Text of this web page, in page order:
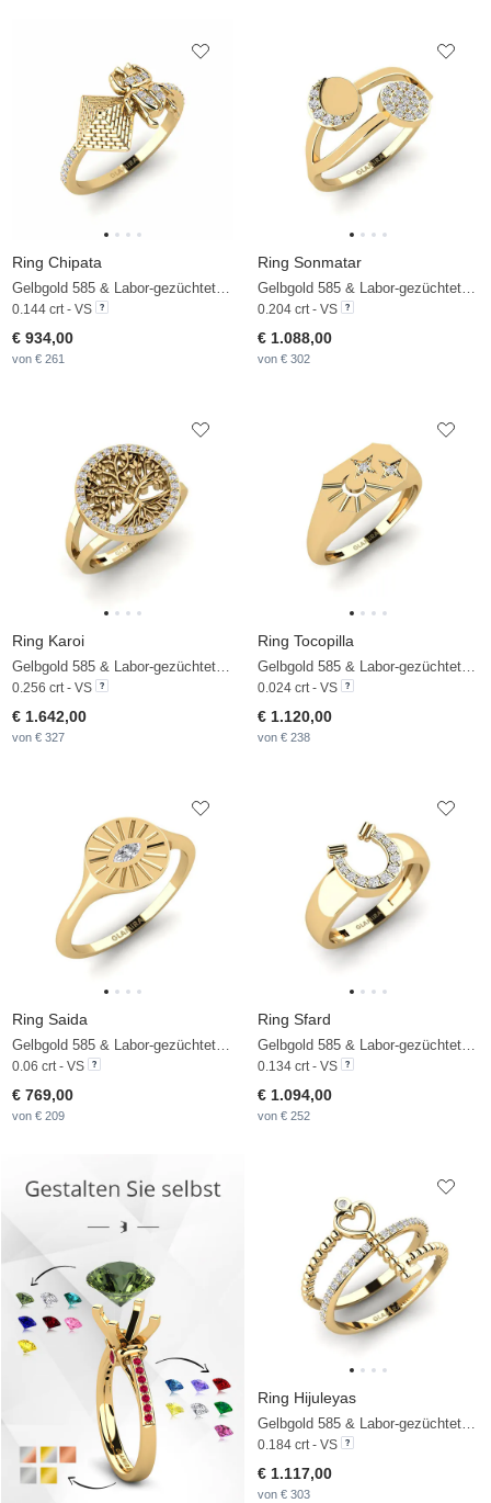
Ring Chipata
Gelbgold 585 & Labor-gezüchteter Diamant
0.144 crt - VS
€ 934,00
von € 261
Ring Sonmatar
Gelbgold 585 & Labor-gezüchteter Diamant
0.204 crt - VS
€ 1.088,00
von € 302
Ring Karoi
Gelbgold 585 & Labor-gezüchteter Diamant
0.256 crt - VS
€ 1.642,00
von € 327
Ring Tocopilla
Gelbgold 585 & Labor-gezüchteter Diamant
0.024 crt - VS
€ 1.120,00
von € 238
Ring Saida
Gelbgold 585 & Labor-gezüchteter Diamant
0.06 crt - VS
€ 769,00
von € 209
Ring Sfard
Gelbgold 585 & Labor-gezüchteter Diamant
0.134 crt - VS
€ 1.094,00
von € 252
Ring Hijuleyas
Gelbgold 585 & Labor-gezüchteter Diamant
0.184 crt - VS
€ 1.117,00
von € 303